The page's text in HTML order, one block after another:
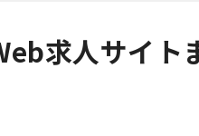
求人サイト